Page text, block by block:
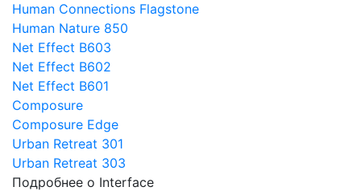
Human Connections Flagstone
Human Nature 850
Net Effect B603
Net Effect B602
Net Effect B601
Composure
Composure Edge
Urban Retreat 301
Urban Retreat 303
Подробнее о Interface